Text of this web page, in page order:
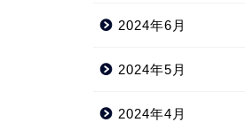
2024年6月
2024年5月
2024年4月